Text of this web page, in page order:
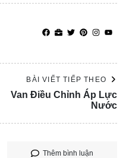
BÀI VIẾT TIẾP THEO
Van Điều Chỉnh Áp Lực
Nước
Thêm bình luận